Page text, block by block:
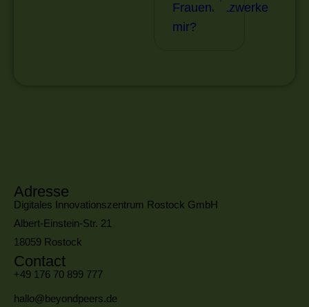
Frauennetzwerke
mir?
Adresse
Digitales Innovationszentrum Rostock GmbH
Albert-Einstein-Str. 21
18059 Rostock
Contact
+49 176 70 899 777
hallo@beyondpeers.de